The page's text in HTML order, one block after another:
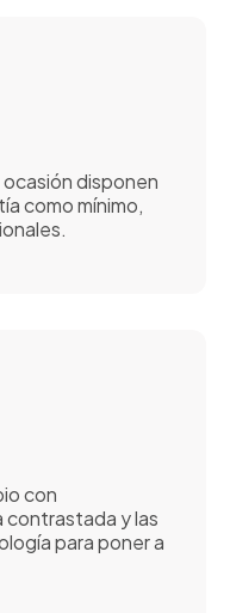
disponen
como mínimo,
con
y las
para poner a